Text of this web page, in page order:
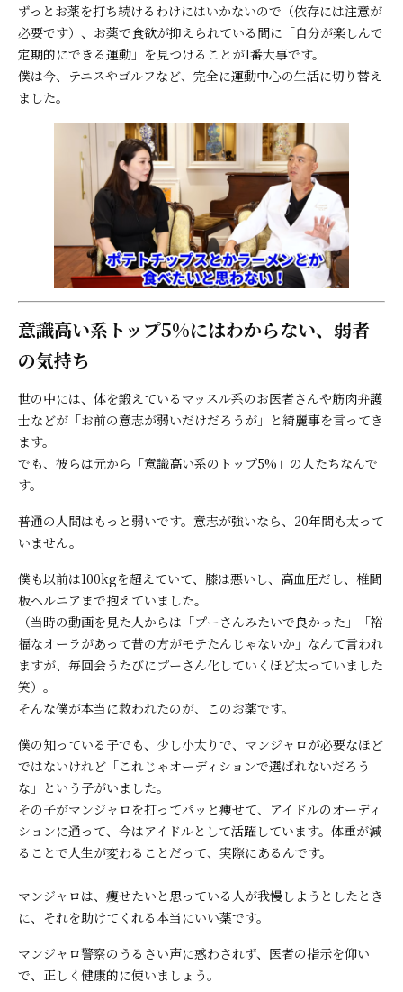
ずっとお薬を打ち続けるわけにはいかないので（依存には注意が
必要です）、お薬で食欲が抑えられている間に「自分が楽しんで
定期的にできる運動」を見つけることが1番大事です。
僕は今、テニスやゴルフなど、完全に運動中心の生活に切り替え
ました。
意識高い系トップ5%にはわからない、弱者
の気持ち
世の中には、体を鍛えているマッスル系のお医者さんや筋肉弁護
士などが「お前の意志が弱いだけだろうが」と綺麗事を言ってき
ます。
でも、彼らは元から「意識高い系のトップ5%」の人たちなんで
す。
普通の人間はもっと弱いです。意志が強いなら、20年間も太って
いません。
僕も以前は100kgを超えていて、膝は悪いし、高血圧だし、椎間
板ヘルニアまで抱えていました。
（当時の動画を見た人からは「プーさんみたいで良かった」「裕
福なオーラがあって昔の方がモテたんじゃないか」なんて言われ
ますが、毎回会うたびにプーさん化していくほど太っていました
笑）。
そんな僕が本当に救われたのが、このお薬です。
僕の知っている子でも、少し小太りで、マンジャロが必要なほど
ではないけれど「これじゃオーディションで選ばれないだろう
な」という子がいました。
その子がマンジャロを打ってパッと痩せて、アイドルのオーディ
ションに通って、今はアイドルとして活躍しています。体重が減
ることで人生が変わることだって、実際にあるんです。
マンジャロは、痩せたいと思っている人が我慢しようとしたとき
に、それを助けてくれる本当にいい薬です。
マンジャロ警察のうるさい声に惑わされず、医者の指示を仰い
で、正しく健康的に使いましょう。